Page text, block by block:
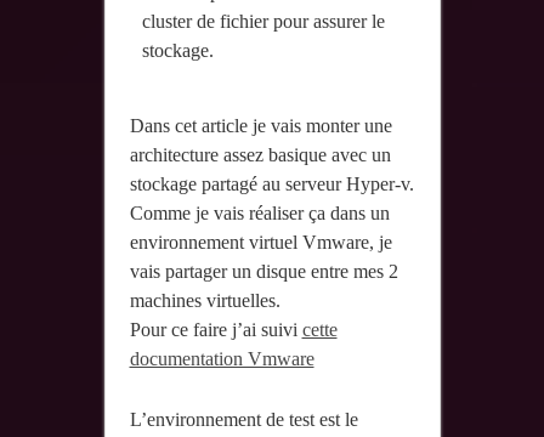
cluster de fichier pour assurer le
stockage.
Dans cet article je vais monter une
architecture assez basique avec un
stockage partagé au serveur Hyper-v.
Comme je vais réaliser ça dans un
environnement virtuel Vmware, je
vais partager un disque entre mes 2
machines virtuelles.
Pour ce faire j’ai suivi cette
documentation Vmware
L’environnement de test est le